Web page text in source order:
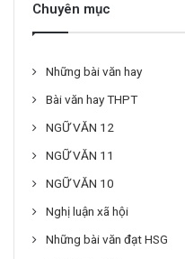
Chuyên mục
Những bài văn hay
Bài văn hay THPT
NGỮ VĂN 12
NGỮ VĂN 11
NGỮ VĂN 10
Nghị luận xã hội
Những bài văn đạt HSG